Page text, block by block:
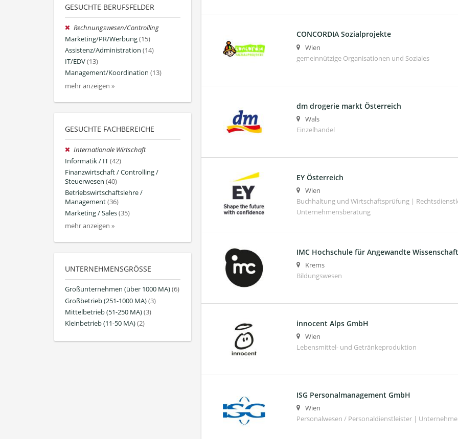
GESUCHTE BERUFSFELDER
Rechnungswesen/Controlling
Marketing/PR/Werbung(15)
Assistenz/Administration (14)
IT/EDV(13)
Management/Koordination (13)
mehr anzeigen »
GESUCHTE FACHBEREICHE
Internationale Wirtschaft
Informatik / IT(42)
Finanzwirtschaft / Controlling /
Steuerwesen (40)
Betriebswirtschaftslehre /
Management(36)
Marketing / Sales(35)
mehr anzeigen »
UNTERNEHMENSGRÖSSE
Großunternehmen (über 1000 MA)(6)
Großbetrieb (251-1000 MA)(3)
Mittelbetrieb (51-250 MA)(3)
Kleinbetrieb (11-50 MA)(2)
CONCORDIA Sozialprojekte
Wien
gemeinnützige Organisationen und Soziales
dm drogerie markt Österreich
Wals
Einzelhandel
EY Österreich
Wien
Buchhaltung und Wirtschaftsprüfung |
Unternehmensberatung
IMC Hochschule für Angewandte
Krems
Bildungswesen
innocent Alps GmbH
Wien
Lebensmittel- und Getränkeproduktion
ISG Personalmanagement GmbH
Wien
Personalwesen / Personaldienstleister |